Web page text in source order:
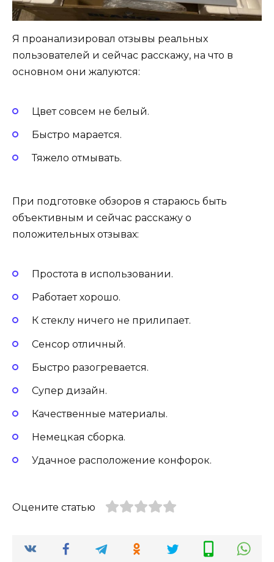
Я проанализировал отзывы реальных
пользователей и сейчас расскажу, на что в
основном они жалуются:
Цвет совсем не белый.
Быстро марается.
Тяжело отмывать.
При подготовке обзоров я стараюсь быть
объективным и сейчас расскажу о
положительных отзывах:
Простота в использовании.
Работает хорошо.
К стеклу ничего не прилипает.
Сенсор отличный.
Быстро разогревается.
Супер дизайн.
Качественные материалы.
Немецкая сборка.
Удачное расположение конфорок.
Оцените статью